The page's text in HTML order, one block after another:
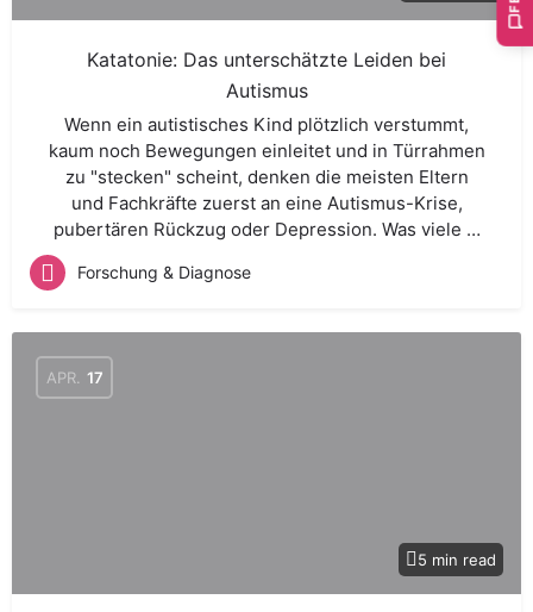
Katatonie: Das unterschätzte Leiden bei
Autismus
Wenn ein autistisches Kind plötzlich verstummt,
kaum noch Bewegungen einleitet und in Türrahmen
zu "stecken" scheint, denken die meisten Eltern
und Fachkräfte zuerst an eine Autismus-Krise,
pubertären Rückzug oder Depression. Was viele …
Forschung & Diagnose
APR. 17
5 min read